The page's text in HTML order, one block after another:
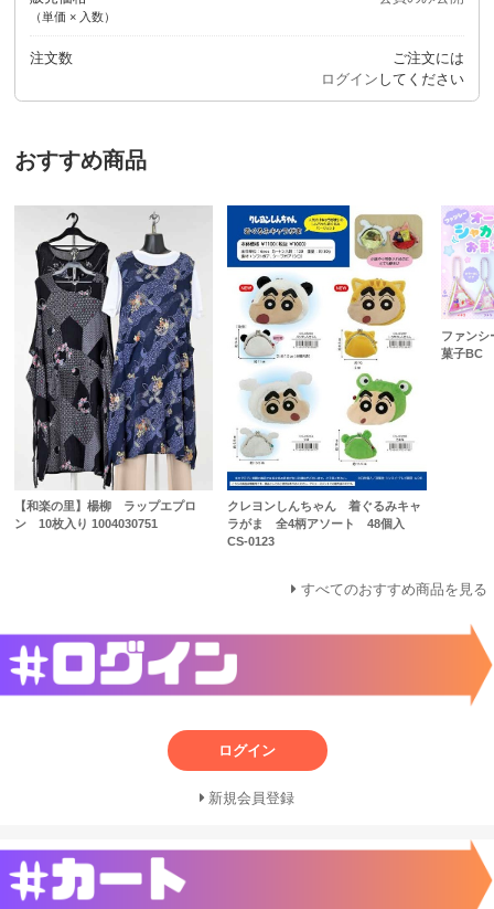
（単価 × 入数）
注文数
ご注文には
ログイン してください
おすすめ商品
【和楽の里】楊柳 ラップエプロ
ン 10枚入り 1004030751
クレヨンしんちゃん 着ぐるみキャ
ラがま 全4柄アソート 48個入
CS-0123
ファンシ
菓子BC
すべてのおすすめ商品を見る
ログイン
新規会員登録